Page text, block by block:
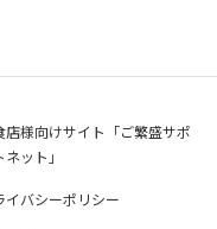
店様向けサイト「ご繁盛サポ
ネット」
イバシーポリシー